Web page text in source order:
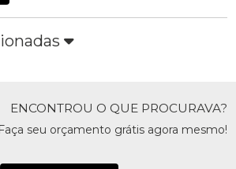
ENCONTROU O QUE PROCURAVA?
Faça seu orçamento grátis agora mesmo!